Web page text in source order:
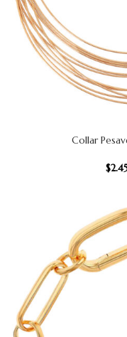
Collar
$